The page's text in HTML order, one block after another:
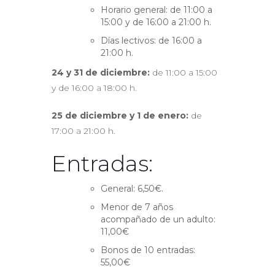
Horario general: de 11:00 a
15:00 y de 16:00 a 21:00 h.
Días lectivos: de 16:00 a
21:00 h.
24 y 31 de diciembre: de 11:00 a 15:00
y de 16:00 a 18:00 h.
25 de diciembre y 1 de enero: de
17:00 a 21:00 h.
Entradas:
General: 6,50€.
Menor de 7 años
acompañado de un adulto:
11,00€
Bonos de 10 entradas:
55,00€